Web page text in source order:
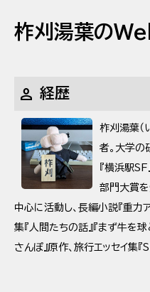
柞刈湯葉の
person 経歴
柞刈湯葉（
者。大学の
『横浜駅
部門大賞を
中心に活動し、長編小説『重力
集『人間たちの話』『まず牛を球
さんぽ』原作、旅行エッセイ集